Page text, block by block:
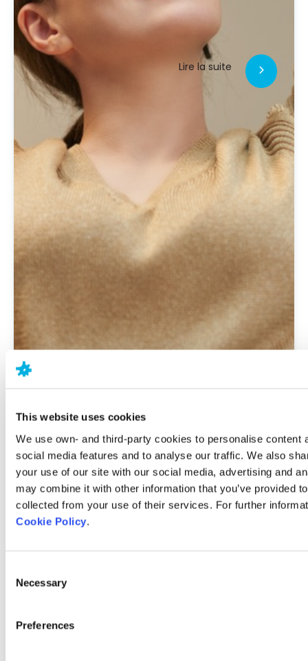
This website uses cookies
We use own- and third-party cookies to personalise content
social media features and to analyse our traffic. We also
your use of our site with our social media, advertising and
may combine it with other information that you’ve provided
collected from your use of their services. For further
Cookie Policy.
Selection
Necessary
Preferences
STRESS
Lire la suite